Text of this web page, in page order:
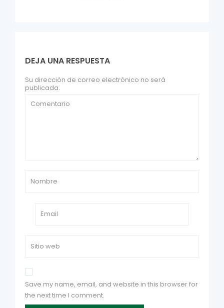
DEJA UNA RESPUESTA
Su dirección de correo electrónico no será
publicada.
Save my name, email, and website in this browser for
the next time I comment.